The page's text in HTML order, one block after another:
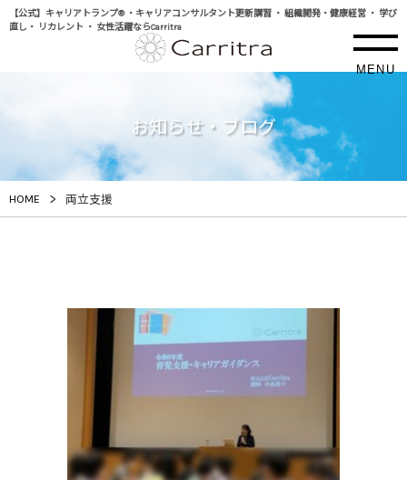
【公式】キャリアトランプ® ・キャリアコンサルタント更新講習 ・ 組織開発・健康経営 ・ 学び
直し・ リカレント ・ 女性活躍ならCarritra
MENU
お知らせ・ブログ
HOME > 両立支援